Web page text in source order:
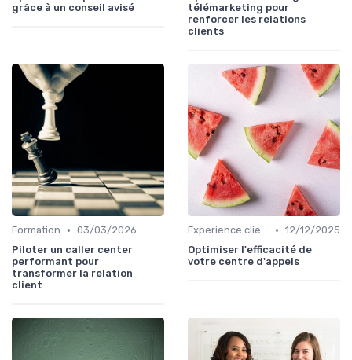
grâce à un conseil avisé
télémarketing pour
renforcer les relations
clients
Formation • 03/03/2026
Piloter un caller center
performant pour
transformer la relation
client
Experience client • 12/12/2025
Optimiser l'efficacité de
votre centre d'appels